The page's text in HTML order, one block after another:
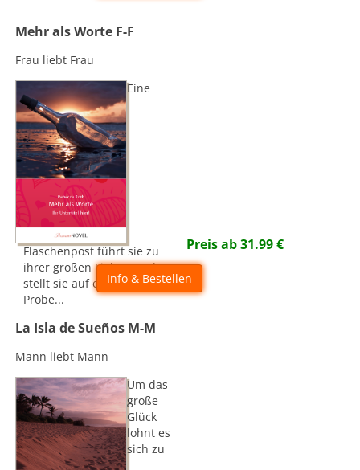
Mehr als Worte F-F
Frau liebt Frau
Eine
Flaschenpost führt sie zu
ihrer großen Liebe - und
stellt sie auf eine harte
Probe...
Preis ab31.99€
Info & Bestellen
La Isla de Sueños M-M
Mann liebt Mann
Um das
große
Glück
lohnt es
sich zu